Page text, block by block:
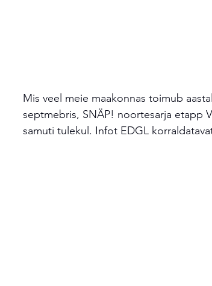
Mis veel meie maakonnas toimub
septmebris, SNÄP! noortesarja etapp
samuti tulekul. Infot EDGL